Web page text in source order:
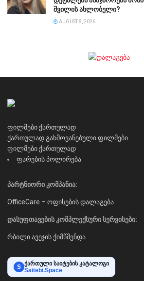
შვილის ახლობელი?
AUGUST 8, 2026
ფილმები ქართულად
ქართულად გახმოვანებული ფილმები
ფილმები ქართულად
ფარების პოლირება
პარტნიორი კომპანია:
OfficeCare – ოფისების დალაგება
დასუფთავების კომპლექსური სერვისები:
რბილი ავეჯის ქიმწმენდა
S ქართული საიტების კატალოგი
Saitebi.Space